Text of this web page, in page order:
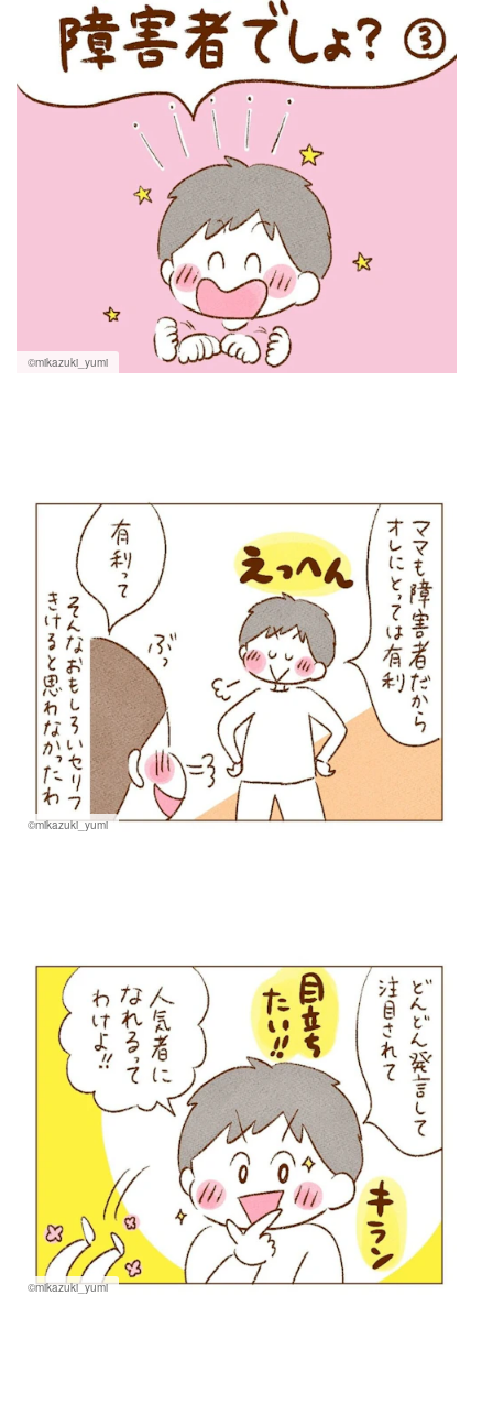
©mikazuki_yumi
©mikazuki_yumi
©mikazuki_yumi